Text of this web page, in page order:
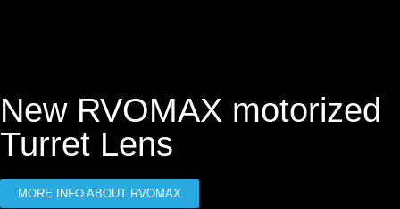
New RVOMAX motorized
Turret Lens
MORE INFO ABOUT RVOMAX